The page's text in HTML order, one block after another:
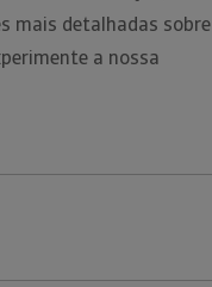
mais detalhadas sobre
a nossa